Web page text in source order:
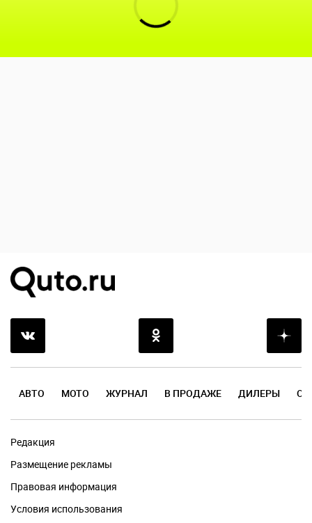
АВТО МОТО ЖУРНАЛ В ПРОДАЖЕ ДИЛЕРЫ
Редакция
Размещение рекламы
Правовая информация
Условия использования